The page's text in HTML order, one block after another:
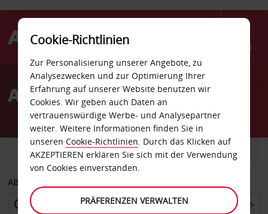
Menü
AvisAutovermietung Muş
FAHRZEUG TRANSPORTER
ABHOLEN VON
Cookie-Richtlinien
Zur Personalisierung unserer Angebote, zu
Analysezwecken und zur Optimierung Ihrer
Erfahrung auf unserer Website benutzen wir
Cookies. Wir geben auch Daten an
vertrauenswürdige Werbe- und Analysepartner
weiter. Weitere Informationen finden Sie in
unseren Cookie-Richtlinien. Durch das Klicken auf
AKZEPTIEREN erklären Sie sich mit der Verwendung
von Cookies einverstanden.
PRÄFERENZEN VERWALTEN